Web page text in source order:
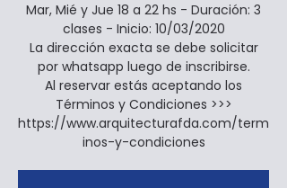
Mar, Mié y Jue 18 a 22 hs - Duración: 3
clases - Inicio: 10/03/2020
La dirección exacta se debe solicitar
por whatsapp luego de inscribirse.
Al reservar estás aceptando los
Términos y Condiciones >>>
https://www.arquitecturafda.com/term
inos-y-condiciones